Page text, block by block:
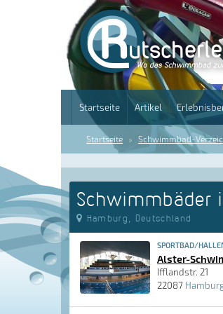
Startseite Artikel
Startseite Schwimmbad-
Schwimmbäder
Hamburg, Deutschland
SPORTBAD/
Alster-
Ifflandstr. 21
22087